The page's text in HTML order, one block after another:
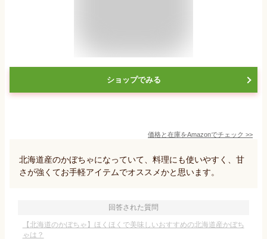
ショップでみる
価格と在庫をAmazonでチェック >>
北海道産のかぼちゃになっていて、料理にも使いやすく、甘
さが強くてお手軽アイテムでオススメかと思います。
回答された質問
【北海道のかぼちゃ】ほくほくで美味しいおすすめの北海道産かぼち
ゃは？